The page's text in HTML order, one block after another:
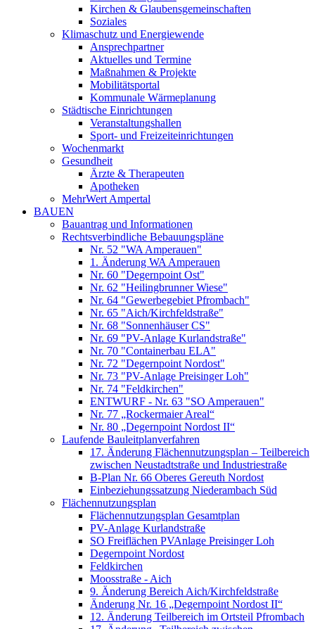
Kirchen & Glaubensgemeinschaften
Soziales
Klimaschutz und Energiewende
Ansprechpartner
Aktuelles und Termine
Maßnahmen & Projekte
Mobilitätsportal
Kommunale Wärmeplanung
Städtische Einrichtungen
Veranstaltungshallen
Sport- und Freizeiteinrichtungen
Wochenmarkt
Gesundheit
Ärzte & Therapeuten
Apotheken
MehrWert Ampertal
BAUEN
Bauantrag und Informationen
Rechtsverbindliche Bebauungspläne
Nr. 52 "WA Amperauen"
1. Änderung WA Amperauen
Nr. 60 "Degernpoint Ost"
Nr. 62 "Heilingbrunner Wiese"
Nr. 64 "Gewerbegebiet Pfrombach"
Nr. 65 "Aich/Kirchfeldstraße"
Nr. 68 "Sonnenhäuser CS"
Nr. 69 "PV-Anlage Kurlandstraße"
Nr. 70 "Containerbau ELA"
Nr. 72 "Degernpoint Nordost"
Nr. 73 "PV-Anlage Preisinger Loh"
Nr. 74 "Feldkirchen"
ENTWURF - Nr. 63 "SO Amperauen"
Nr. 77 „Rockermaier Areal“
Nr. 80 „Degernpoint Nordost II“
Laufende Bauleitplanverfahren
17. Änderung Flächennutzungsplan – Teilbereich
zwischen Neustadtstraße und Industriestraße
B-Plan Nr. 66 Oberes Gereuth Nordost
Einbeziehungssatzung Niederambach Süd
Flächennutzungsplan
Flächennutzungsplan Gesamtplan
PV-Anlage Kurlandstraße
SO Freiflächen PV­Anlage Preisinger Loh
Degernpoint Nordost
Feldkirchen
Moosstraße - Aich
9. Änderung Bereich Aich/Kirchfeldstraße
Änderung Nr. 16 „Degernpoint Nordost II“
12. Änderung Teilbereich im Ortsteil Pfrombach